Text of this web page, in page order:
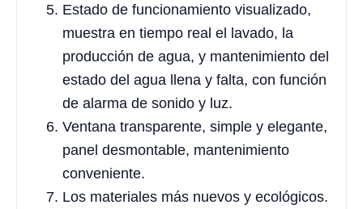
Estado de funcionamiento visualizado,
muestra en tiempo real el lavado, la
producción de agua, y mantenimiento del
estado del agua llena y falta, con función
de alarma de sonido y luz.
Ventana transparente, simple y elegante,
panel desmontable, mantenimiento
conveniente.
Los materiales más nuevos y ecológicos.